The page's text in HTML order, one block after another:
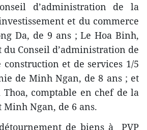
d’administration de la
et du commerce
Da, de 9 ans ; Le Hoa Binh,
Conseil d’administration de
et de services 1/5
de Minh Ngan, de 8 ans ; et
comptable en chef de la
Minh Ngan, de 6 ans.
de biens à PVP